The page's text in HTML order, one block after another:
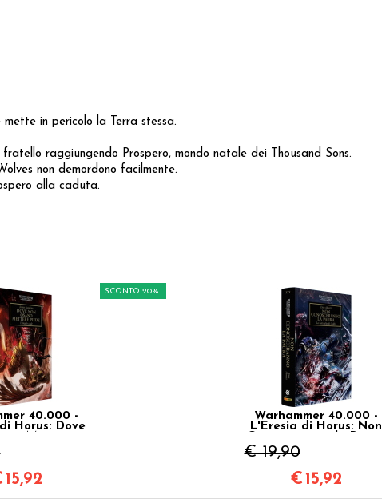
mette in pericolo la Terra stessa.
raggiungendo Prospero, mondo natale dei Thousand Sons.
non demordono facilmente.
alla caduta.
40.000 -
Horus: Dove
Vol.21
SCONTO 20%
15,92
Warhammer 40.000 -
L'Eresia di Horus: Non
€ 19,90
€ 15,92